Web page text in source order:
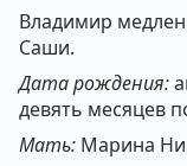
Владимир
Саши.
Дата рождения:
девять месяцев
Мать: Марина